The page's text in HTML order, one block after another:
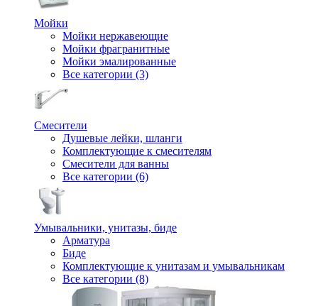
Мойки
Мойки нержавеющие
Мойки фрагранитные
Мойки эмалированные
Все категории (3)
Смесители
Душевые лейки, шланги
Комплектующие к смесителям
Смесители для ванны
Все категории (6)
Умывальники, унитазы, биде
Арматура
Биде
Комплектующие к унитазам и умывальникам
Все категории (8)